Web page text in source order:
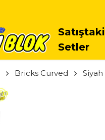
Satıştaki
Setler
Bricks Curved Siyah